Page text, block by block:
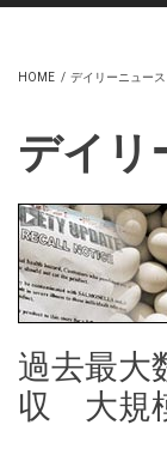
HOME / デイリーニュース
デイリ
過去最大
収 大規